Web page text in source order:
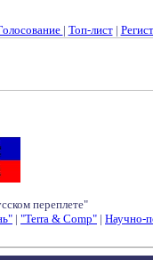
| Топ-лист|
переплете"
| "Terra & Comp" | Научно-